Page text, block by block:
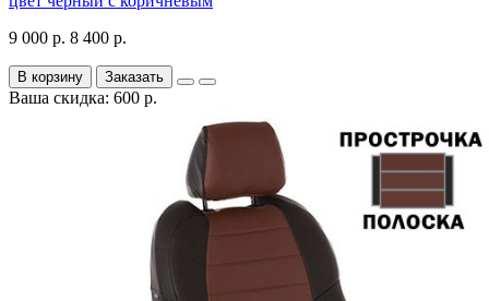
9 000 р. 8 400 р.
В корзину Заказать
Ваша скидка: 600 р.